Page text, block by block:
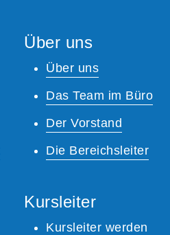
Über uns
Über uns
Das Team im Büro
Der Vorstand
Die Bereichsleiter
Kursleiter
Kursleiter werden